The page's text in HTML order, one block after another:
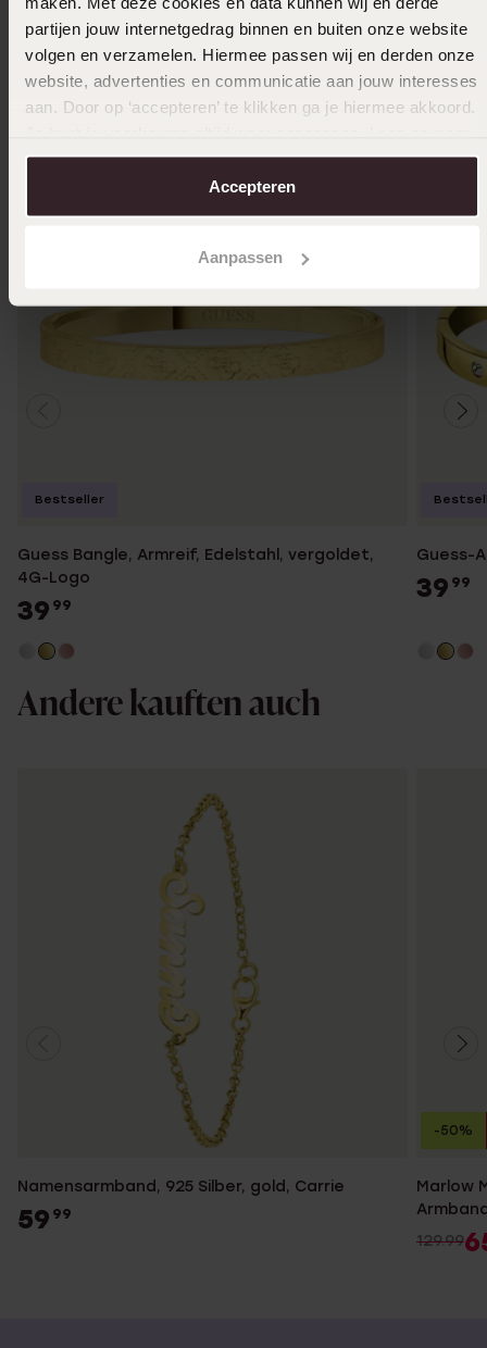
partijen jouw internetgedrag binnen en buiten onze website
volgen en verzamelen. Hiermee passen wij en derden onze
website, advertenties en communicatie aan jouw interesses
aan. Door op ‘accepteren’ te klikken ga je hiermee akkoord.
over in onscookiebeleid.
Accepteren
Aanpassen
Größe auswählen und bestellen
Das könnte dir gefallen
Guess Bangle, Armreif, Edelstahl, vergoldet,
4G-Logo
39 99
Bestseller
Guess-
39 99
Andere kauften auch
Namensarmband, 925 Silber, gold, Carrie
59 99
Marlow
129.99
-50%